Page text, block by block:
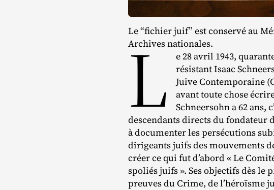
Le “fichier juif” est conservé au
Archives nationales.
L
e 28 avril 1943,
résistant Isaac
Juive Contemporaine
avant toute chose
Schneersohn a 62 ans,
descendants directs du fondateur
à documenter les persécutions
dirigeants juifs des mouvements
créer ce qui fut d’abord « Le
spoliés juifs ». Ses objectifs dès
preuves du Crime, de l’héroïsme